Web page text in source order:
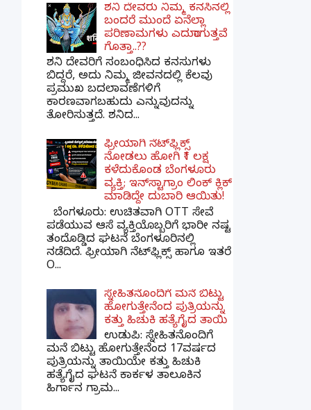
ಶನಿ ದೇವರು ನಿಮ್ಮ ಕನಸಿನಲ್ಲಿ
ಬಂದರೆ ಮುಂದೆ ಏನೆಲ್ಲಾ
ಪರಿಣಾಮಗಳು ಎದುರಾಗುತ್ತವೆ
ಗೊತ್ತಾ..??
ಶನಿ ದೇವರಿಗೆ ಸಂಬಂಧಿಸಿದ ಕನಸುಗಳು
ಬಿದ್ದರೆ, ಅದು ನಿಮ್ಮ ಜೀವನದಲ್ಲಿ ಕೆಲವು
ಪ್ರಮುಖ ಬದಲಾವಣೆಗಳಿಗೆ
ಕಾರಣವಾಗಬಹುದು ಎನ್ನುವುದನ್ನು
ತೋರಿಸುತ್ತದೆ. ಶನಿದ...
ಫ್ರೀಯಾಗಿ ನೆಟ್‌ಫ್ಲಿಕ್ಸ್
ನೋಡಲು ಹೋಗಿ ₹1 ಲಕ್ಷ
ಕಳೆದುಕೊಂಡ ಬೆಂಗಳೂರು
ವ್ಯಕ್ತಿ; ಇನ್‌ಸ್ಟಾಗ್ರಾಂ ಲಿಂಕ್ ಕ್ಲಿಕ್
ಮಾಡಿದ್ದೇ ದುಬಾರಿ ಆಯಿತು!
ಬೆಂಗಳೂರು: ಉಚಿತವಾಗಿ OTT ಸೇವೆ
ಪಡೆಯುವ ಆಸೆ ವ್ಯಕ್ತಿಯೊಬ್ಬರಿಗೆ ಭಾರೀ ನಷ್ಟ
ತಂದೊಡ್ಡಿದ ಘಟನೆ ಬೆಂಗಳೂರಿನಲ್ಲಿ
ನಡೆದಿದೆ. ಫ್ರೀಯಾಗಿ ನೆಟ್‌ಫ್ಲಿಕ್ಸ್ ಹಾಗೂ ಇತರೆ
O...
ಸ್ನೇಹಿತನೊಂದಿಗೆ ಮನೆ ಬಿಟ್ಟು
ಹೋಗುತ್ತೇನೆಂದ ಪುತ್ರಿಯನ್ನು
ಕತ್ತು ಹಿಚುಕಿ ಹತ್ಯೆಗೈದ ತಾಯಿ
ಉಡುಪಿ: ಸ್ನೇಹಿತನೊಂದಿಗೆ
ಮನೆ ಬಿಟ್ಟು ಹೋಗುತ್ತೇನೆಂದ 17ವರ್ಷದ
ಪುತ್ರಿಯನ್ನು ತಾಯಿಯೇ ಕತ್ತು ಹಿಚುಕಿ
ಹತ್ಯೆಗೈದ ಘಟನೆ ಕಾರ್ಕಳ ತಾಲೂಕಿನ
ಹಿರ್ಗಾನ ಗ್ರಾಮ...